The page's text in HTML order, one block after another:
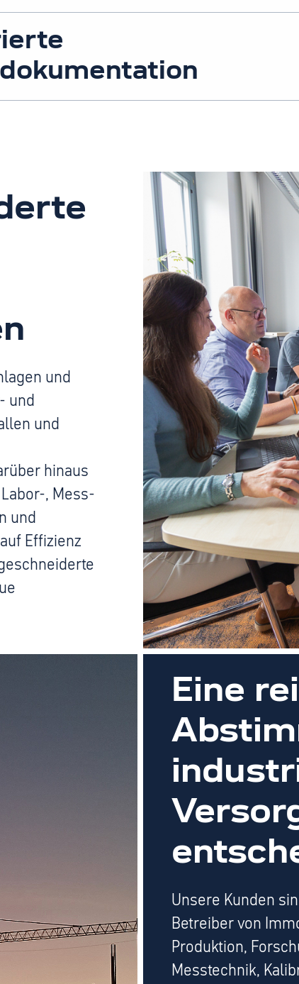
und
und
und
hinaus
, Mess-
und
Effizienz
Eine
Unsere Kunden
Betreiber von
Produktion,
Messtechnik,